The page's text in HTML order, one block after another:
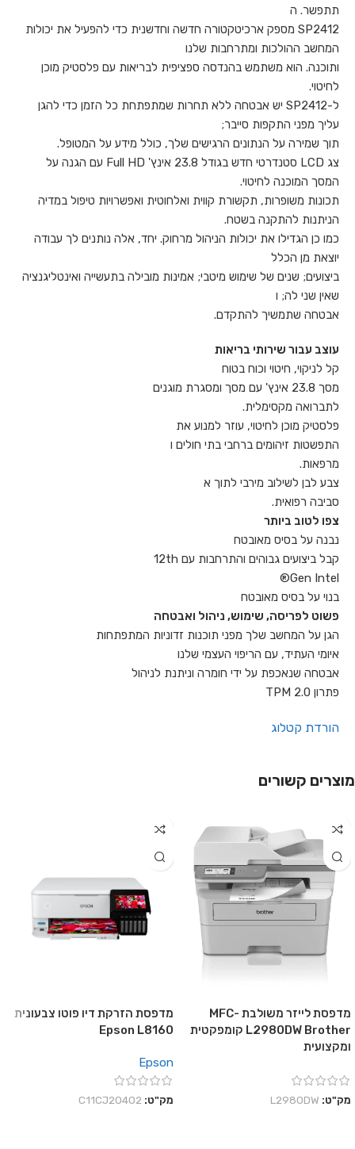
תתפשר. ה
SP2412 מספק ארכיטקטורה חדשה וחדשנית כדי להפעיל את יכולות
המחשב ההולכות ומתרחבות שלנו
ותוכנה. הוא משתמש בהנדסה ספציפית לבריאות עם פלסטיק מוכן
לחיטוי.
ל-SP2412 יש אבטחה ללא תחרות שמתפתחת כל הזמן כדי להגן
עליך מפני התקפות סייבר;
תוך שמירה על הנתונים הרגישים שלך, כולל מידע על המטופל.
צג LCD סטנדרטי חדש בגודל 23.8 אינץ' Full HD עם הגנה על
המסך המוכנה לחיטוי.
תכונות משופרות, תקשורת קווית ואלחוטית ואפשרויות טיפול במדיה
הניתנות להתקנה בשטח.
כמו כן הגדילו את יכולות הניהול מרחוק. יחד, אלה נותנים לך עבודה
יוצאת מן הכלל
ביצועים; שנים של שימוש מיטבי; אמינות מובילה בתעשייה ואינטליגנציה
שאין שני לה; ו
אבטחה שתמשיך להתקדם.
עוצב עבור שירותי בריאות
קל לניקוי, חיטוי וכוח בטוח
מסך 23.8 אינץ' עם מסך ומסגרת מוגנים
לתברואה מקסימלית.
פלסטיק מוכן לחיטוי, עוזר למנוע את
התפשטות זיהומים ברחבי בתי חולים ו
מרפאות.
צבע לבן לשילוב מירבי לתוך א
סביבה רפואית.
צפו לטוב ביותר
נבנה על בסיס מאובטח
קבל ביצועים גבוהים והתרחבות עם 12th
Gen Intel®
בנוי על בסיס מאובטח
פשוט לפריסה, שימוש, ניהול ואבטחה
הגן על המחשב שלך מפני תוכנות זדוניות המתפתחות
איומי העתיד, עם הריפוי העצמי שלנו
אבטחה שנאכפת על ידי חומרה וניתנת לניהול
פתרון TPM 2.0
הורדת קטלוג
מוצרים קשורים
מדפסת לייזר משולבת MFC-
L2980DW Brother קומפקטית
ומקצועית
מק"ט: L2980DW
מדפסת הזרקת דיו פוטו צבעונית
Epson L8160
Epson
מק"ט: C11CJ20402